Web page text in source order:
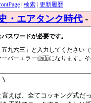
| 検索| 更新履歴
・エアタンク時代 -
スワードが必要です。
九六三」と入力してください
バーエラー画面になります。